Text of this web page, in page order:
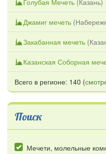
Джамиг мечеть (
Закабанная мечеть (
Казанская Соборная
Всего в регионе: 140 (
Поиск
Мечети, молельные